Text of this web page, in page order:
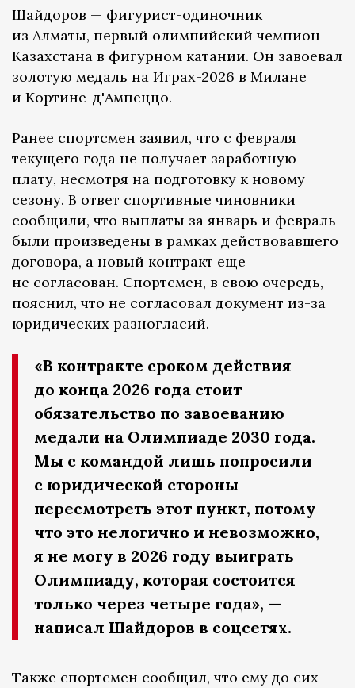
Шайдоров — фигурист-одиночник
из Алматы, первый олимпийский чемпион
Казахстана в фигурном катании. Он завоевал
золотую медаль на Играх-2026 в Милане
и Кортине-д'Ампеццо.
Ранее спортсмен заявил, что с февраля
текущего года не получает заработную
плату, несмотря на подготовку к новому
сезону. В ответ спортивные чиновники
сообщили, что выплаты за январь и февраль
были произведены в рамках действовавшего
договора, а новый контракт еще
не согласован. Спортсмен, в свою очередь,
пояснил, что не согласовал документ из-за
юридических разногласий.
«В контракте сроком действия
до конца 2026 года стоит
обязательство по завоеванию
медали на Олимпиаде 2030 года.
Мы с командой лишь попросили
с юридической стороны
пересмотреть этот пункт, потому
что это нелогично и невозможно,
я не могу в 2026 году выиграть
Олимпиаду, которая состоится
только через четыре года», —
написал Шайдоров в соцсетях.
Также спортсмен сообщил, что ему до сих